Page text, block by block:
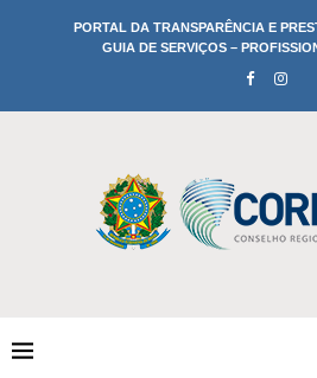
PORTAL DA TRANSPARÊNCIA E
GUIA DE SERVIÇOS –